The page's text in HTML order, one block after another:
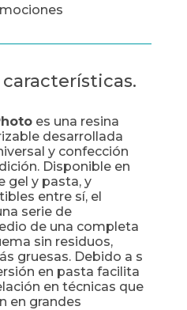
es una resina
desarrollada
y confección
Disponible en
gel y pasta, y
entre sí, el
serie de
de una completa
sin residuos,
gruesas. Debido a s
en pasta facilita
en técnicas que
en grandes